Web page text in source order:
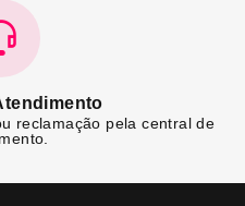
reclamação pela central de